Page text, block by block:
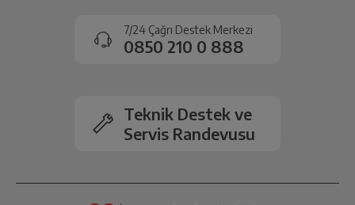
gerçekleşecektir.
7/24 Çağrı Destek Merkezi
0850 210 0 888
Teknik Destek ve
Servis Randevusu